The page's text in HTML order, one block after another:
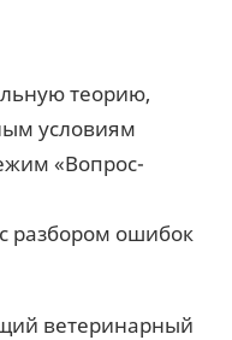
теорию,
условиям
«Вопрос-
с разбором ошибок
ветеринарный